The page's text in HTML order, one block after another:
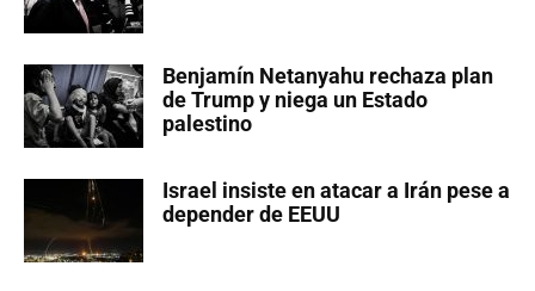
Benjamín Netanyahu rechaza plan
de Trump y niega un Estado
palestino
Israel insiste en atacar a Irán pese a
depender de EEUU